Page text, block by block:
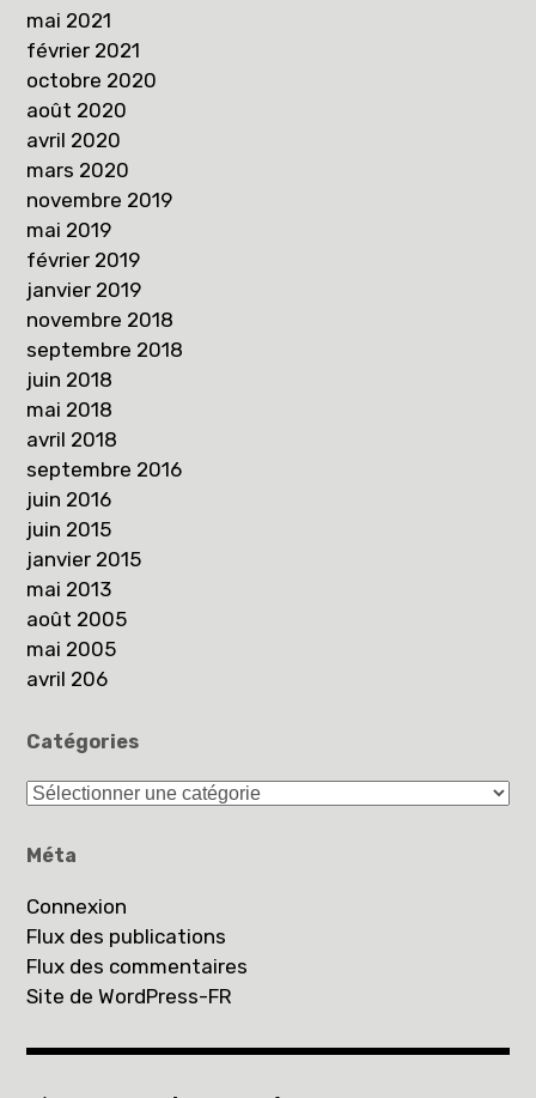
mai 2021
février 2021
octobre 2020
août 2020
avril 2020
mars 2020
novembre 2019
mai 2019
février 2019
janvier 2019
novembre 2018
septembre 2018
juin 2018
mai 2018
avril 2018
septembre 2016
juin 2016
juin 2015
janvier 2015
mai 2013
août 2005
mai 2005
avril 206
Catégories
Catégories
Méta
Connexion
Flux des publications
Flux des commentaires
Site de WordPress-FR